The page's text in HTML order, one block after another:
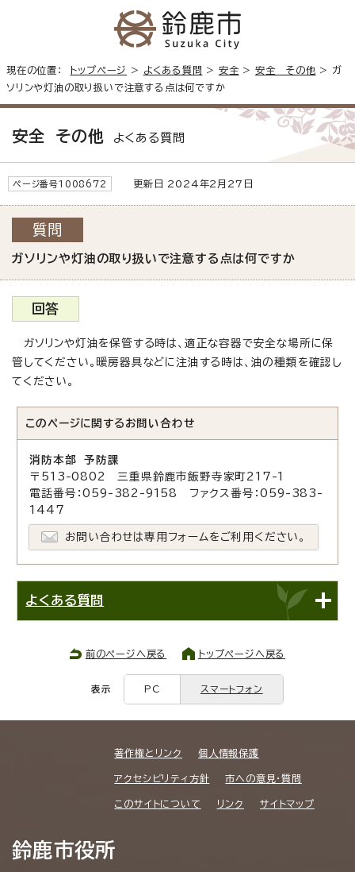
現在の位置： トップページ > よくある質問 > 安全 > 安全 その他 > ガ
ソリンや灯油の取り扱いで注意する点は何ですか
安全 その他 よくある質問
ページ番号1008672 更新日 2024年2月27日
質問
ガソリンや灯油の取り扱いで注意する点は何ですか
回答
ガソリンや灯油を保管する時は、適正な容器で安全な場所に保
管してください。暖房器具などに注油する時は、油の種類を確認し
てください。
このページに関する お問い合わせ
消防本部 予防課
〒513-0802 三重県鈴鹿市飯野寺家町217-1
電話番号：059-382-9158 ファクス番号：059-383-
1447
お問い合わせは専用フォームをご利用ください。
よくある質問
前のページへ戻る トップページへ戻る
表示 PC スマートフォン
著作権とリンク 個人情報保護
アクセシビリティ方針 市への意見・質問
このサイトについて リンク サイトマップ
鈴鹿市役所